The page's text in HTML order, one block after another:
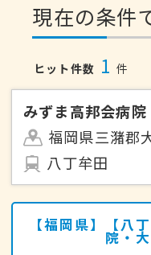
現在の条件
ヒット件数 1 件
みずま高邦会病院
福岡県三潴郡
八丁牟田
【福岡県】【八
院・